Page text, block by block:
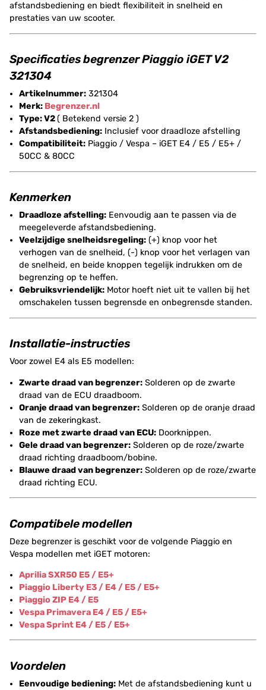
afstandsbediening en biedt flexibiliteit in snelheid en
prestaties van uw scooter.
Specificaties begrenzer Piaggio iGET V2
321304
Artikelnummer: 321304
Merk: Begrenzer.nl
Type: V2( Betekend versie 2 )
Afstandsbediening: Inclusief voor draadloze afstelling
Compatibiliteit: Piaggio / Vespa – iGET E4 / E5 / E5+ /
50CC & 80CC
Kenmerken
Draadloze afstelling: Eenvoudig aan te passen via de
meegeleverde afstandsbediening.
Veelzijdige snelheidsregeling: (+) knop voor het
verhogen van de snelheid, (-) knop voor het verlagen van
de snelheid, en beide knoppen tegelijk indrukken om de
begrenzing op te heffen.
Gebruiksvriendelijk: Motor hoeft niet uit te vallen bij het
omschakelen tussen begrensde en onbegrensde standen.
Installatie-instructies
Voor zowel E4 als E5 modellen:
Zwarte draad van begrenzer: Solderen op de zwarte
draad van de ECU draadboom.
Oranje draad van begrenzer: Solderen op de oranje draad
van de zekeringkast.
Roze met zwarte draad van ECU: Doorknippen.
Gele draad van begrenzer: Solderen op de roze/zwarte
draad richting draadboom/bobine.
Blauwe draad van begrenzer: Solderen op de roze/zwarte
draad richting ECU.
Compatibele modellen
Deze begrenzer is geschikt voor de volgende Piaggio en
Vespa modellen met iGET motoren:
Aprilia SXR50 E5 / E5+
Piaggio Liberty E3 / E4 / E5 / E5+
Piaggio ZIP E4 / E5
Vespa Primavera E4 / E5 / E5+
Vespa Sprint E4 / E5 / E5+
Voordelen
Eenvoudige bediening: Met de afstandsbediening kunt u